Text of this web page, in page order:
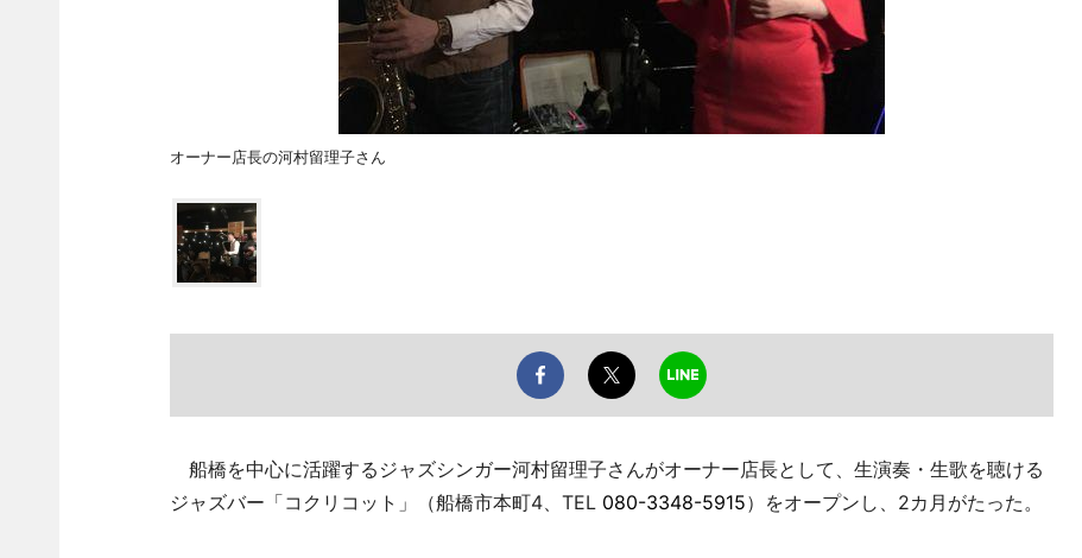
オーナー店長の河村留理子さん
船橋を中心に活躍するジャズシンガー河村留理子さんがオーナー店長として、生演奏・生歌を聴ける
ジャズバー「コクリコット」（船橋市本町4、TEL 080-3348-5915）をオープンし、2カ月がたった。